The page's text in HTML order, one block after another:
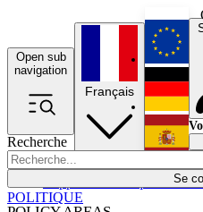
Open sub
navigation
Recherche
Se
Français
POLITIQUE